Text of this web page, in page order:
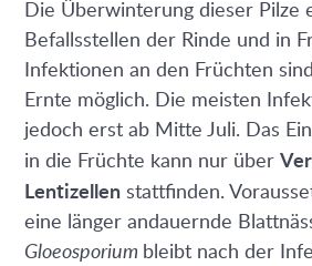
Die Überwinterung dieser Pilze
Befallsstellen der Rinde und in
Infektionen an den Früchten
Ernte möglich. Die meisten
jedoch erst ab Mitte Juli. Das
in die Früchte kann nur über
Lentizellen stattfinden.
eine länger andauernde
Gloeosporium bleibt nach der